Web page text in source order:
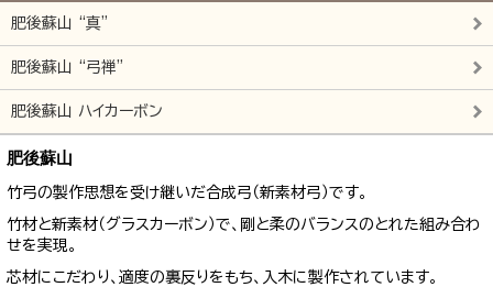
肥後蘇山 “真”
肥後蘇山 “弓禅”
肥後蘇山 ハイカーボン
肥後蘇山
竹弓の製作思想を受け継いだ合成弓（新素材弓）です。
竹材と新素材（グラスカーボン）で、剛と柔のバランスのとれた組み合わ
せを実現。
芯材にこだわり、適度の裏反りをもち、入木に製作されています。